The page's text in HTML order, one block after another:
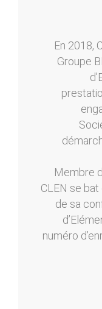
En 2018,
Groupe
Membre
CLEN se
de sa
numéro